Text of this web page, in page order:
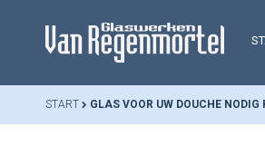
START GLAS VOOR UW DOUCHE NODIG